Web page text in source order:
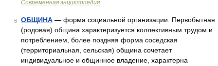
Современная энциклопедия
6 ОБЩИНА — форма социальной организации. Первобытная
(родовая) община характеризуется коллективным трудом и
потреблением, более поздняя форма соседская
(территориальная, сельская) община сочетает
индивидуальное и общинное владение, характерна